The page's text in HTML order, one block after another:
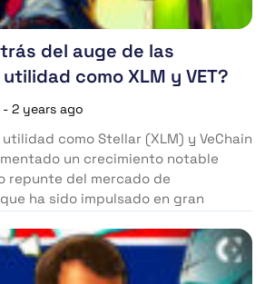
del auge de las
como XLM y VET?
- 2 years ago
como Stellar (XLM) y VeChain
un crecimiento notable
repunte del mercado de
ha sido impulsado en gran